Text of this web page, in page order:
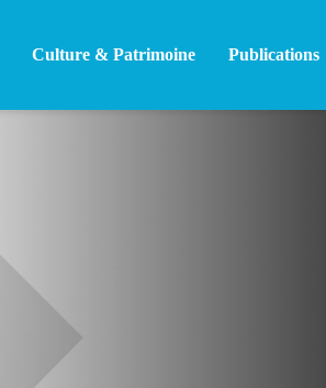
Culture & Patrimoine Publications